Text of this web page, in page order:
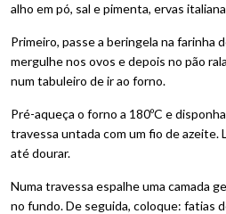
alho em pó, sal e pimenta, ervas
Primeiro, passe a beringela na farinha
mergulhe nos ovos e depois no pão
num tabuleiro de ir ao forno.
Pré-aqueça o forno a 180ºC e
travessa untada com um fio de azeite.
até dourar.
Numa travessa espalhe uma camada
no fundo. De seguida, coloque: fatias